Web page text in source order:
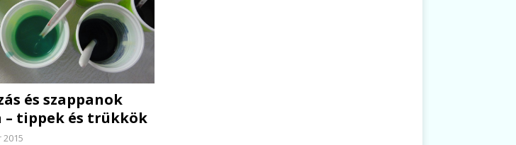
és szappanok
– tippek és trükkök